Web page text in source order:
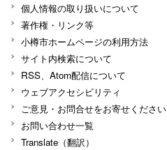
個人情報の取り扱いについて
著作権・リンク等
小樽市ホームページの利用方法
サイト内検索について
RSS、Atom配信について
ウェブアクセシビリティ
ご意見・お問合せをお寄せください
お問い合わせ一覧
Translate（翻訳）